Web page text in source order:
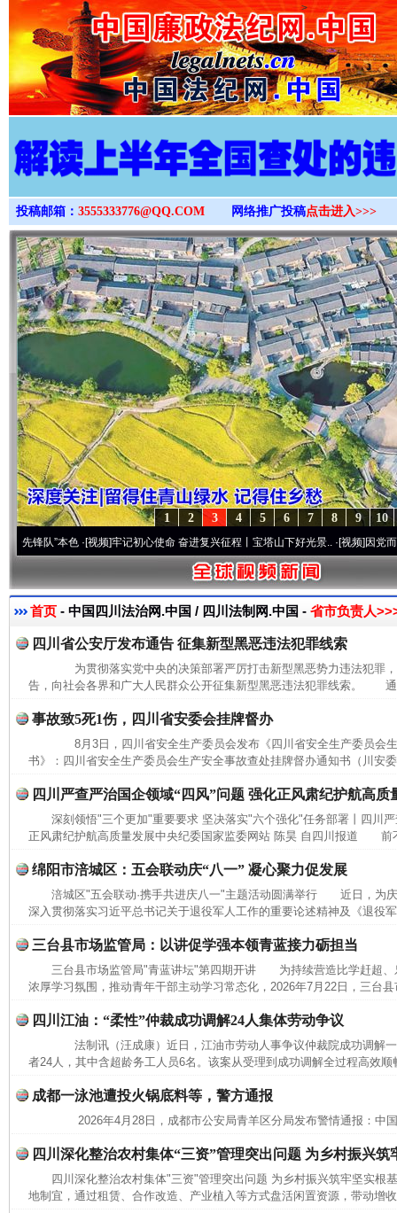
>
投稿邮箱： 3555333776@QQ.COM 网络推广投稿点击进入>>>
10
9
8
7
6
5
4
3
2
1
”本色·[视频]牢记初心使命 奋进复兴征程丨宝塔山下好光景..·[视频]因党而生 为
首页 - 中国四川法治网.中国 / 四川法制网.中国 - 省市负责人
四川省公安厅发布通告 征集新型黑恶违法犯罪线索
为贯彻落实党中央的决策部署严厉打击新型黑恶势力违法犯罪
告，向社会各界和广大人民群众公开征集新型黑恶违法犯罪线索。
事故致5死1伤，四川省安委会挂牌督办
8月3日，四川省安全生产委员会发布《四川省安全生产委员会
书》：四川省安全生产委员会生产安全事故查处挂牌督办通知书（川安
四川严查严治国企领域“四风”问题 强化正风肃纪护航高质
深刻领悟"三个更加"重要要求 坚决落实"六个强化"任务部署丨四川
正风肃纪护航高质量发展中央纪委国家监委网站 陈昊 自四川报道 前
绵阳市涪城区：五会联动庆“八一” 凝心聚力促发展
涪城区"五会联动·携手共进庆八一"主题活动圆满举行 近日，为
深入贯彻落实习近平总书记关于退役军人工作的重要论述精神及《退役
三台县市场监管局：以讲促学强本领青蓝接力砺担当
三台县市场监管局"青蓝讲坛"第四期开讲 为持续营造比学赶超、
浓厚学习氛围，推动青年干部主动学习常态化，2026年7月22日，三台
四川江油：“柔性”仲裁成功调解24人集体劳动争议
法制讯（汪成康）近日，江油市劳动人事争议仲裁院成功调解
者24人，其中含超龄务工人员6名。该案从受理到成功调解全过程高效
成都一泳池遭投火锅底料等，警方通报
2026年4月28日，成都市公安局青羊区分局发布警情通报：中
四川深化整治农村集体“三资”管理突出问题 为乡村振兴筑
四川深化整治农村集体"三资"管理突出问题 为乡村振兴筑牢坚实
地制宜，通过租赁、合作改造、产业植入等方式盘活闲置资源，带动增
完善运行机制助力责任有效落实